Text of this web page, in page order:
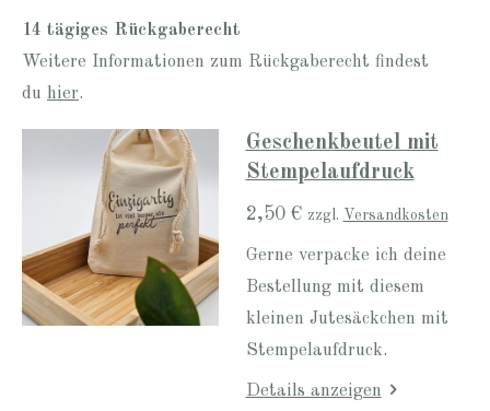
14 tägiges Rückgaberecht
Weitere Informationen zum Rückgaberecht findest
du hier.
Geschenkbeutel mit
Stempelaufdruck
2,50 € zzgl. Versandkosten
Gerne verpacke ich deine
Bestellung mit diesem
kleinen Jutesäckchen mit
Stempelaufdruck.
Details anzeigen